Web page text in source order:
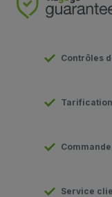
Contrôles
Service